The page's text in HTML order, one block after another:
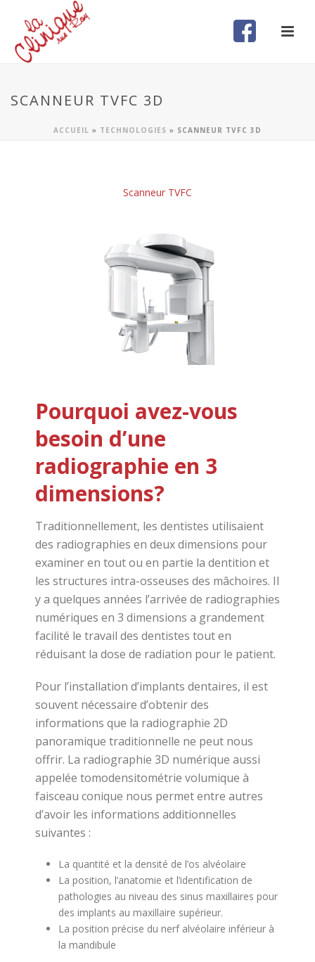
SCANNEUR TVFC 3D
ACCUEIL » TECHNOLOGIES » SCANNEUR TVFC 3D
Scanneur TVFC
Pourquoi avez-vous
besoin d’une
radiographie en 3
dimensions?
Traditionnellement, les dentistes utilisaient
des radiographies en deux dimensions pour
examiner en tout ou en partie la dentition et
les structures intra-osseuses des mâchoires. Il
y a quelques années l’arrivée de radiographies
numériques en 3 dimensions a grandement
facilité le travail des dentistes tout en
réduisant la dose de radiation pour le patient.
Pour l’installation d’implants dentaires, il est
souvent nécessaire d’obtenir des
informations que la radiographie 2D
panoramique traditionnelle ne peut nous
offrir. La radiographie 3D numérique aussi
appelée tomodensitométrie volumique à
faisceau conique nous permet entre autres
d’avoir les informations additionnelles
suivantes :
La quantité et la densité de l’os alvéolaire
La position, l’anatomie et l’identification de
pathologies au niveau des sinus maxillaires pour
des implants au maxillaire supérieur.
La position précise du nerf alvéolaire inférieur à
la mandibule